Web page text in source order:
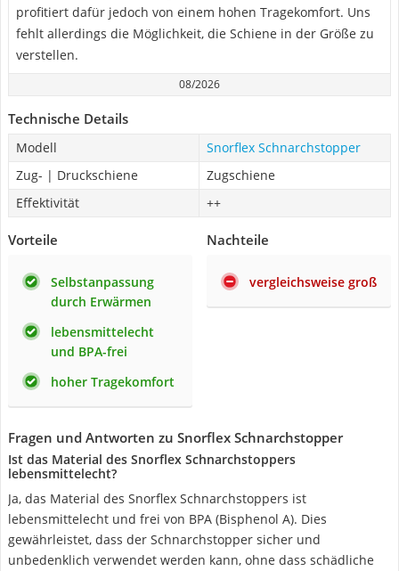
profitiert dafür jedoch von einem hohen Tragekomfort. Uns
fehlt allerdings die Möglichkeit, die Schiene in der Größe zu
verstellen.
08/2026
Technische Details
Modell
Snorflex Schnarchstopper
Zug- | Druckschiene
Zugschiene
Effektivität
++
Vorteile
Selbstanpassung
durch Erwärmen
lebensmittelecht
und BPA-frei
hoher Tragekomfort
Nachteile
vergleichsweise groß
Fragen und Antworten zu Snorflex Schnarchstopper
Ist das Material des Snorflex Schnarchstoppers
lebensmittelecht?
Ja, das Material des Snorflex Schnarchstoppers ist
lebensmittelecht und frei von BPA (Bisphenol A). Dies
gewährleistet, dass der Schnarchstopper sicher und
unbedenklich verwendet werden kann, ohne dass schädliche